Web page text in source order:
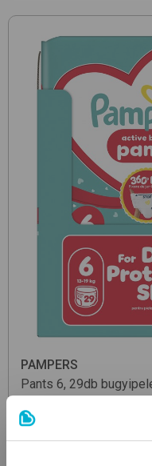
PAMPERS
Pants 6, 29db
RRP:
4 790